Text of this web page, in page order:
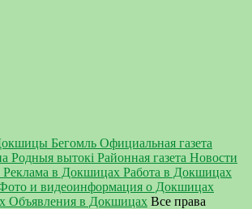
Бегомль Официальная газета
Родныя вытокi Районная газета Новости
в Докшицах Работа в Докшицах
и видеоинформация о Докшицах
Объявления в Докшицах Все права